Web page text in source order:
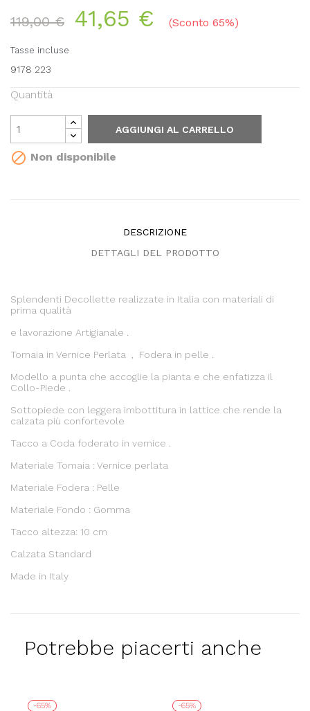
119,00 € 41,65 € Sconto 65%
Tasse incluse
9178 223
Quantità
AGGIUNGI AL CARRELLO
 Non disponibile
DESCRIZIONE
DETTAGLI DEL PRODOTTO
Splendenti Decollette realizzate in Italia con materiali di
prima qualità
e lavorazione Artigianale .
Tomaia in Vernice Perlata , Fodera in pelle .
Modello a punta che accoglie la pianta e che enfatizza il
Collo-Piede .
Sottopiede con leggera imbottitura in lattice che rende la
calzata più confortevole
Tacco a Coda foderato in vernice .
Materiale Tomaia : Vernice perlata
Materiale Fodera : Pelle
Materiale Fondo : Gomma
Tacco altezza: 10 cm
Calzata Standard
Made in Italy
Potrebbe piacerti anche
-65% -65%